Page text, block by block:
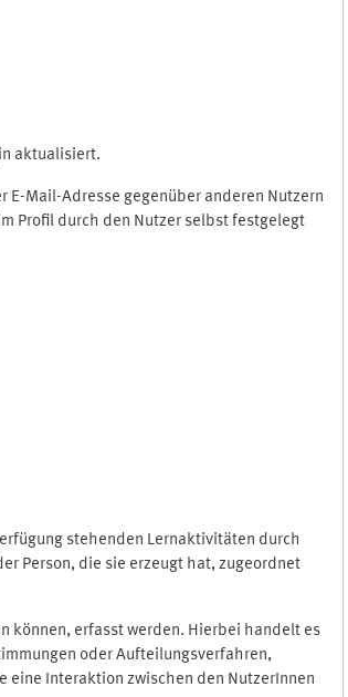
aktualisiert.
Mail-Adresse gegenüber anderen Nutzern
Profil durch den Nutzer selbst festgelegt
stehenden Lernaktivitäten durch
Person, die sie erzeugt hat, zugeordnet
können, erfasst werden. Hierbei handelt es
oder Aufteilungsverfahren,
Interaktion zwischen den NutzerInnen